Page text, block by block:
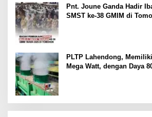
Pnt. Joune Ganda Hadir
SMST ke-38 GMIM di
PLTP Lahendong,
Mega Watt, dengan Daya